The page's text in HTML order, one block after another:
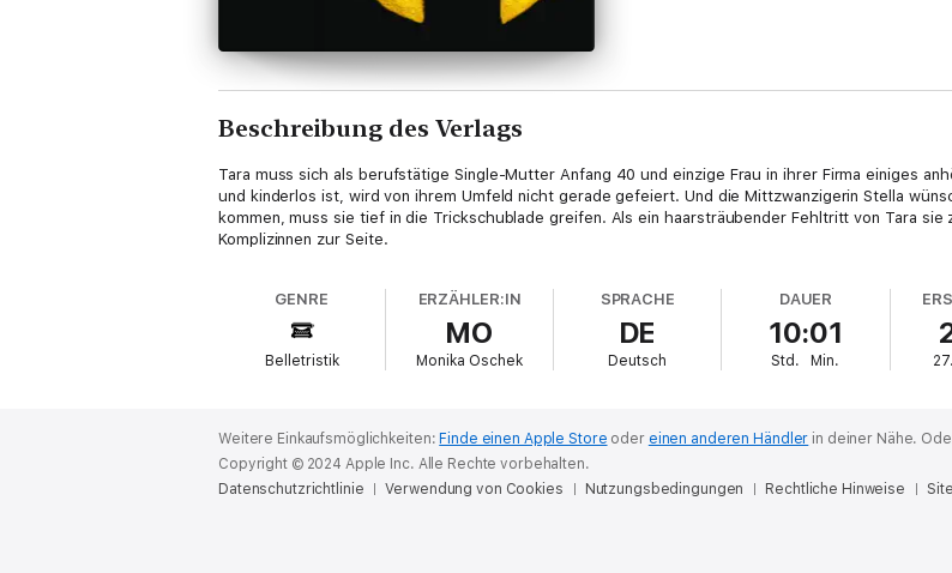
Beschreibung des Verlags
Tara muss sich als berufstätige Single-Mutter Anfang 40 und einzige Frau in ihrer Firma einiges
und kinderlos ist, wird von ihrem Umfeld nicht gerade gefeiert. Und die Mittzwanzigerin Stella
kommen, muss sie tief in die Trickschublade greifen. Als ein haarsträubender Fehltritt von Tara
Komplizinnen zur Seite.
GENRE
Belletristik
ERZÄHLER:IN
MO
Monika Oschek
SPRACHE
DE
Deutsch
DAUER
10:01
Std. Min.
Weitere Einkaufsmöglichkeiten: Finde einen Apple Store oder einen anderen Händler in deiner Nähe.
Copyright © 2024 Apple Inc. Alle Rechte vorbehalten.
Datenschutzrichtlinie
Verwendung von Cookies Nutzungsbedingungen Rechtliche Hinweise